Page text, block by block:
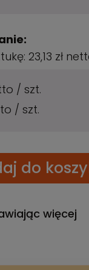
23,13 zł
/ szt.
/ szt.
do
więcej